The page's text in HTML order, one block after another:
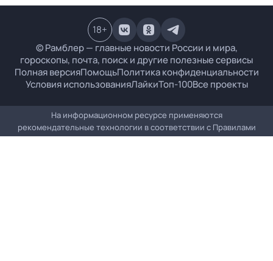
© Рамблер — главные новости России и мира,
гороскопы, почта, поиск и другие полезные сервисы
Полная версияПомощьПолитика конфиденциальности
Условия использованияЛайкиТоп-100Все проекты
18+
На информационном ресурсе применяются
рекомендательные технологии в соответствии с Правилами